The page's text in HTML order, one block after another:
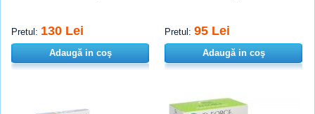
Pretul: 130 Lei
Adaugă in coş
Pretul: 95 Lei
Adaugă in coş